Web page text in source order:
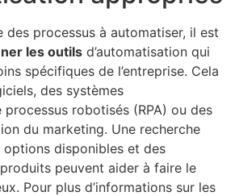
des processus à automatiser, il est
les outils d’automatisation qui
spécifiques de l’entreprise. Cela
des systèmes
processus robotisés (RPA) ou des
du marketing. Une recherche
disponibles et des
peuvent aider à faire le
Pour plus d’informations sur les